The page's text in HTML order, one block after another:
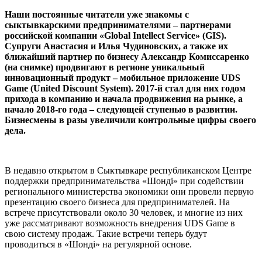
Наши постоянные читатели уже знакомы с
сыктывкарскими предпринимателями – партнерами
российской компании «Global Intellect Service» (GIS).
Супруги Анастасия и Илья Чудиновских, а также их
ближайший партнер по бизнесу Александр Комиссаренко
(на снимке) продвигают в регионе уникальный
инновационный продукт – мобильное приложение UDS
Game (United Discount System). 2017-й стал для них годом
прихода в компанию и начала продвижения на рынке, а
начало 2018-го года – следующей ступенью в развитии.
Бизнесмены в разы увеличили контрольные цифры своего
дела.
В недавно открытом в Сыктывкаре республиканском Центре
поддержки предпринимательства «Шондi» при содействии
регионального министерства экономики они провели первую
презентацию своего бизнеса для предпринимателей. На
встрече присутствовали около 30 человек, и многие из них
уже рассматривают возможность внедрения UDS Game в
свою систему продаж. Такие встречи теперь будут
проводиться в «Шондi» на регулярной основе.